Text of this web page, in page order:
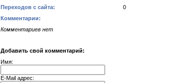
Переходов с сайта:
0
Комментарии:
Комментариев нет
Добавить свой комментарий:
Имя:
E-Mail адрес: